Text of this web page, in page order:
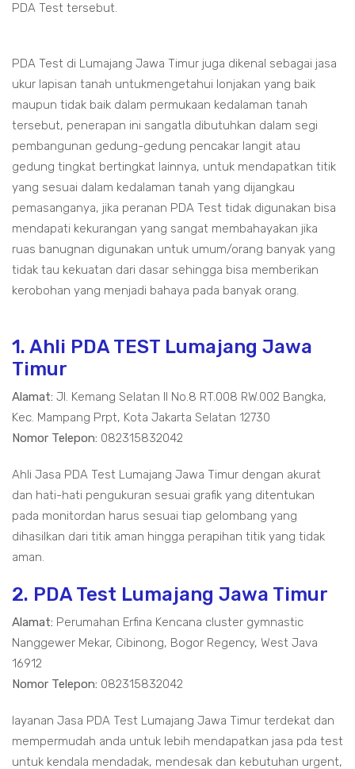
PDA Test tersebut.
PDA Test di Lumajang Jawa Timur juga dikenal sebagai jasa
ukur lapisan tanah untukmengetahui lonjakan yang baik
maupun tidak baik dalam permukaan kedalaman tanah
tersebut, penerapan ini sangatla dibutuhkan dalam segi
pembangunan gedung-gedung pencakar langit atau
gedung tingkat bertingkat lainnya, untuk mendapatkan titik
yang sesuai dalam kedalaman tanah yang dijangkau
pemasanganya, jika peranan PDA Test tidak digunakan bisa
mendapati kekurangan yang sangat membahayakan jika
ruas banugnan digunakan untuk umum/orang banyak yang
tidak tau kekuatan dari dasar sehingga bisa memberikan
kerobohan yang menjadi bahaya pada banyak orang.
1. Ahli PDA TEST Lumajang Jawa
Timur
Alamat: Jl. Kemang Selatan II No.8 RT.008 RW.002 Bangka,
Kec. Mampang Prpt, Kota Jakarta Selatan 12730
Nomor Telepon: 082315832042
Ahli Jasa PDA Test Lumajang Jawa Timur dengan akurat
dan hati-hati pengukuran sesuai grafik yang ditentukan
pada monitordan harus sesuai tiap gelombang yang
dihasilkan dari titik aman hingga perapihan titik yang tidak
aman.
2. PDA Test Lumajang Jawa Timur
Alamat: Perumahan Erfina Kencana cluster gymnastic
Nanggewer Mekar, Cibinong, Bogor Regency, West Java
16912
Nomor Telepon: 082315832042
layanan Jasa PDA Test Lumajang Jawa Timur terdekat dan
mempermudah anda untuk lebih mendapatkan jasa pda test
untuk kendala mendadak, mendesak dan kebutuhan urgent,